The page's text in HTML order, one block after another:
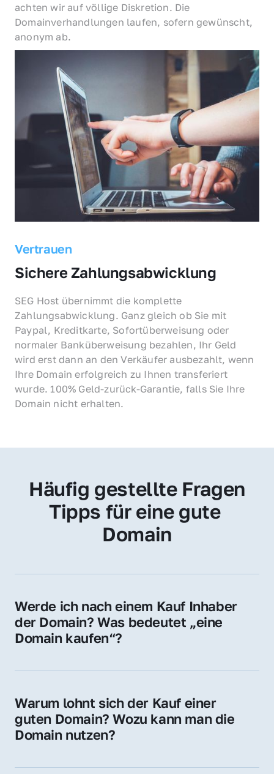
achten wir auf völlige Diskretion. Die
Domainverhandlungen laufen, sofern gewünscht,
anonym ab.
Vertrauen
Sichere Zahlungsabwicklung
SEG Host übernimmt die komplette
Zahlungsabwicklung. Ganz gleich ob Sie mit
Paypal, Kreditkarte, Sofortüberweisung oder
normaler Banküberweisung bezahlen, Ihr Geld
wird erst dann an den Verkäufer ausbezahlt, wenn
Ihre Domain erfolgreich zu Ihnen transferiert
wurde. 100% Geld-zurück-Garantie, falls Sie Ihre
Domain nicht erhalten.
Häufig gestellte Fragen
Tipps für eine gute
Domain
Werde ich nach einem Kauf Inhaber
der Domain? Was bedeutet „eine
Domain kaufen“?
Sie erhalten alle Rechte zur Nutzung,
Domain.
Warum lohnt sich der Kauf einer
guten Domain? Wozu kann man die
Domain nutzen?